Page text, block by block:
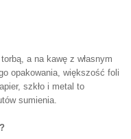
a na kawę z własnym
opakowania, większość foli
szkło i metal to
sumienia.